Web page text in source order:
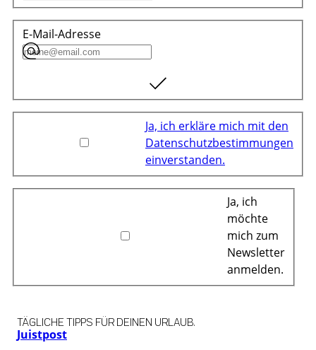
E-Mail-Adresse
Ja, ich erkläre mich mit den
Datenschutzbestimmungen
einverstanden.
Ja, ich
möchte
mich zum
Newsletter
anmelden.
Juistpost
TÄGLICHE TIPPS FÜR DEINEN URLAUB.